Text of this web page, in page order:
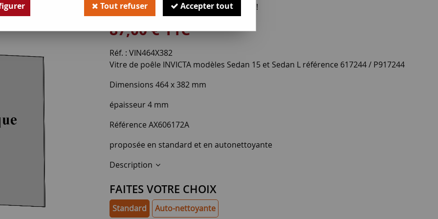
Soyez le premier à donner votre avis !
87,00€TTC
Réf. : VIN464X382
Vitre de poêle INVICTA modèles Sedan 15 et Sedan L référence 617244 / P917244
Dimensions 464 x 382 mm
épaisseur 4 mm
Référence AX606172A
proposée en standard et en autonettoyante
Description
FAITES VOTRE CHOIX
Standard Auto-nettoyante
Tout refuser Accepter tout